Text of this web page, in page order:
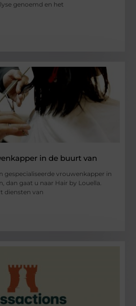
genoemd en het
in de buurt van
gespecialiseerde vrouwenkapper in
dan gaat u naar Hair by Louella.
diensten van